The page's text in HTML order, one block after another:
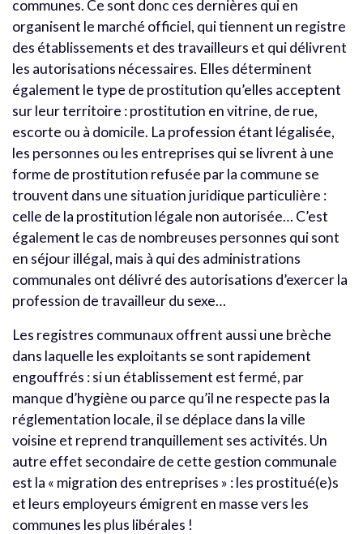
communes. Ce sont donc ces dernières qui en
organisent le marché officiel, qui tiennent un registre
des établissements et des travailleurs et qui délivrent
les autorisations nécessaires. Elles déterminent
également le type de prostitution qu’elles acceptent
sur leur territoire : prostitution en vitrine, de rue,
escorte ou à domicile. La profession étant légalisée,
les personnes ou les entreprises qui se livrent à une
forme de prostitution refusée par la commune se
trouvent dans une situation juridique particulière :
celle de la prostitution légale non autorisée… C’est
également le cas de nombreuses personnes qui sont
en séjour illégal, mais à qui des administrations
communales ont délivré des autorisations d’exercer la
profession de travailleur du sexe…
Les registres communaux offrent aussi une brèche
dans laquelle les exploitants se sont rapidement
engouffrés : si un établissement est fermé, par
manque d’hygiène ou parce qu’il ne respecte pas la
réglementation locale, il se déplace dans la ville
voisine et reprend tranquillement ses activités. Un
autre effet secondaire de cette gestion communale
est la « migration des entreprises » : les prostitué(e)s
et leurs employeurs émigrent en masse vers les
communes les plus libérales !